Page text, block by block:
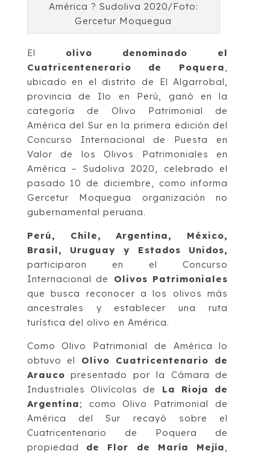
América ? Sudoliva 2020/Foto:
Gercetur Moquegua
El olivo denominado el
Cuatricentenerario de Poquera,
ubicado en el distrito de El Algarrobal,
provincia de Ilo en Perú, ganó en la
categoría de Olivo Patrimonial de
América del Sur en la primera edición del
Concurso Internacional de Puesta en
Valor de los Olivos Patrimoniales en
América – Sudoliva 2020, celebrado el
pasado 10 de diciembre, como informa
Gercetur Moquegua organización no
gubernamental peruana.
Perú, Chile, Argentina, México,
Brasil, Uruguay y Estados Unidos,
participaron en el Concurso
Internacional de
Olivos Patrimoniales
que busca reconocer a los olivos más
ancestrales y establecer una ruta
turística del olivo en América.
Como Olivo Patrimonial de América lo
obtuvo el Olivo Cuatricentenario de
Arauco presentado por la Cámara de
Industriales Olivícolas de
La Rioja de
Argentina; como Olivo Patrimonial de
América del Sur recayó sobre el
Cuatricentenario de Poquera de
propiedad de Flor de María Mejía,